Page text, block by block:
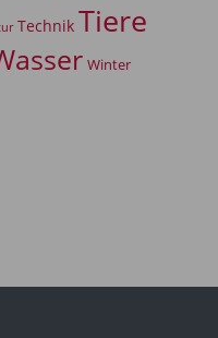
Technik Tiere
Winter